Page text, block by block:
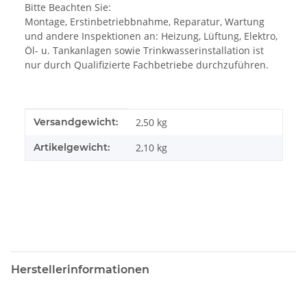
Bitte Beachten Sie:
Montage, Erstinbetriebbnahme, Reparatur, Wartung
und andere Inspektionen an: Heizung, Lüftung, Elektro,
Öl- u. Tankanlagen sowie Trinkwasserinstallation ist
nur durch Qualifizierte Fachbetriebe durchzuführen.
Produkteigenschaft
Wert
Versandgewicht: 2,50 kg
Artikelgewicht: 2,10 kg
Herstellerinformationen